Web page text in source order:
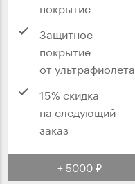
покрытие
Защитное
покрытие
от ультрафиолета
15% скидка
на следующий
заказ
+ 5000 ₽